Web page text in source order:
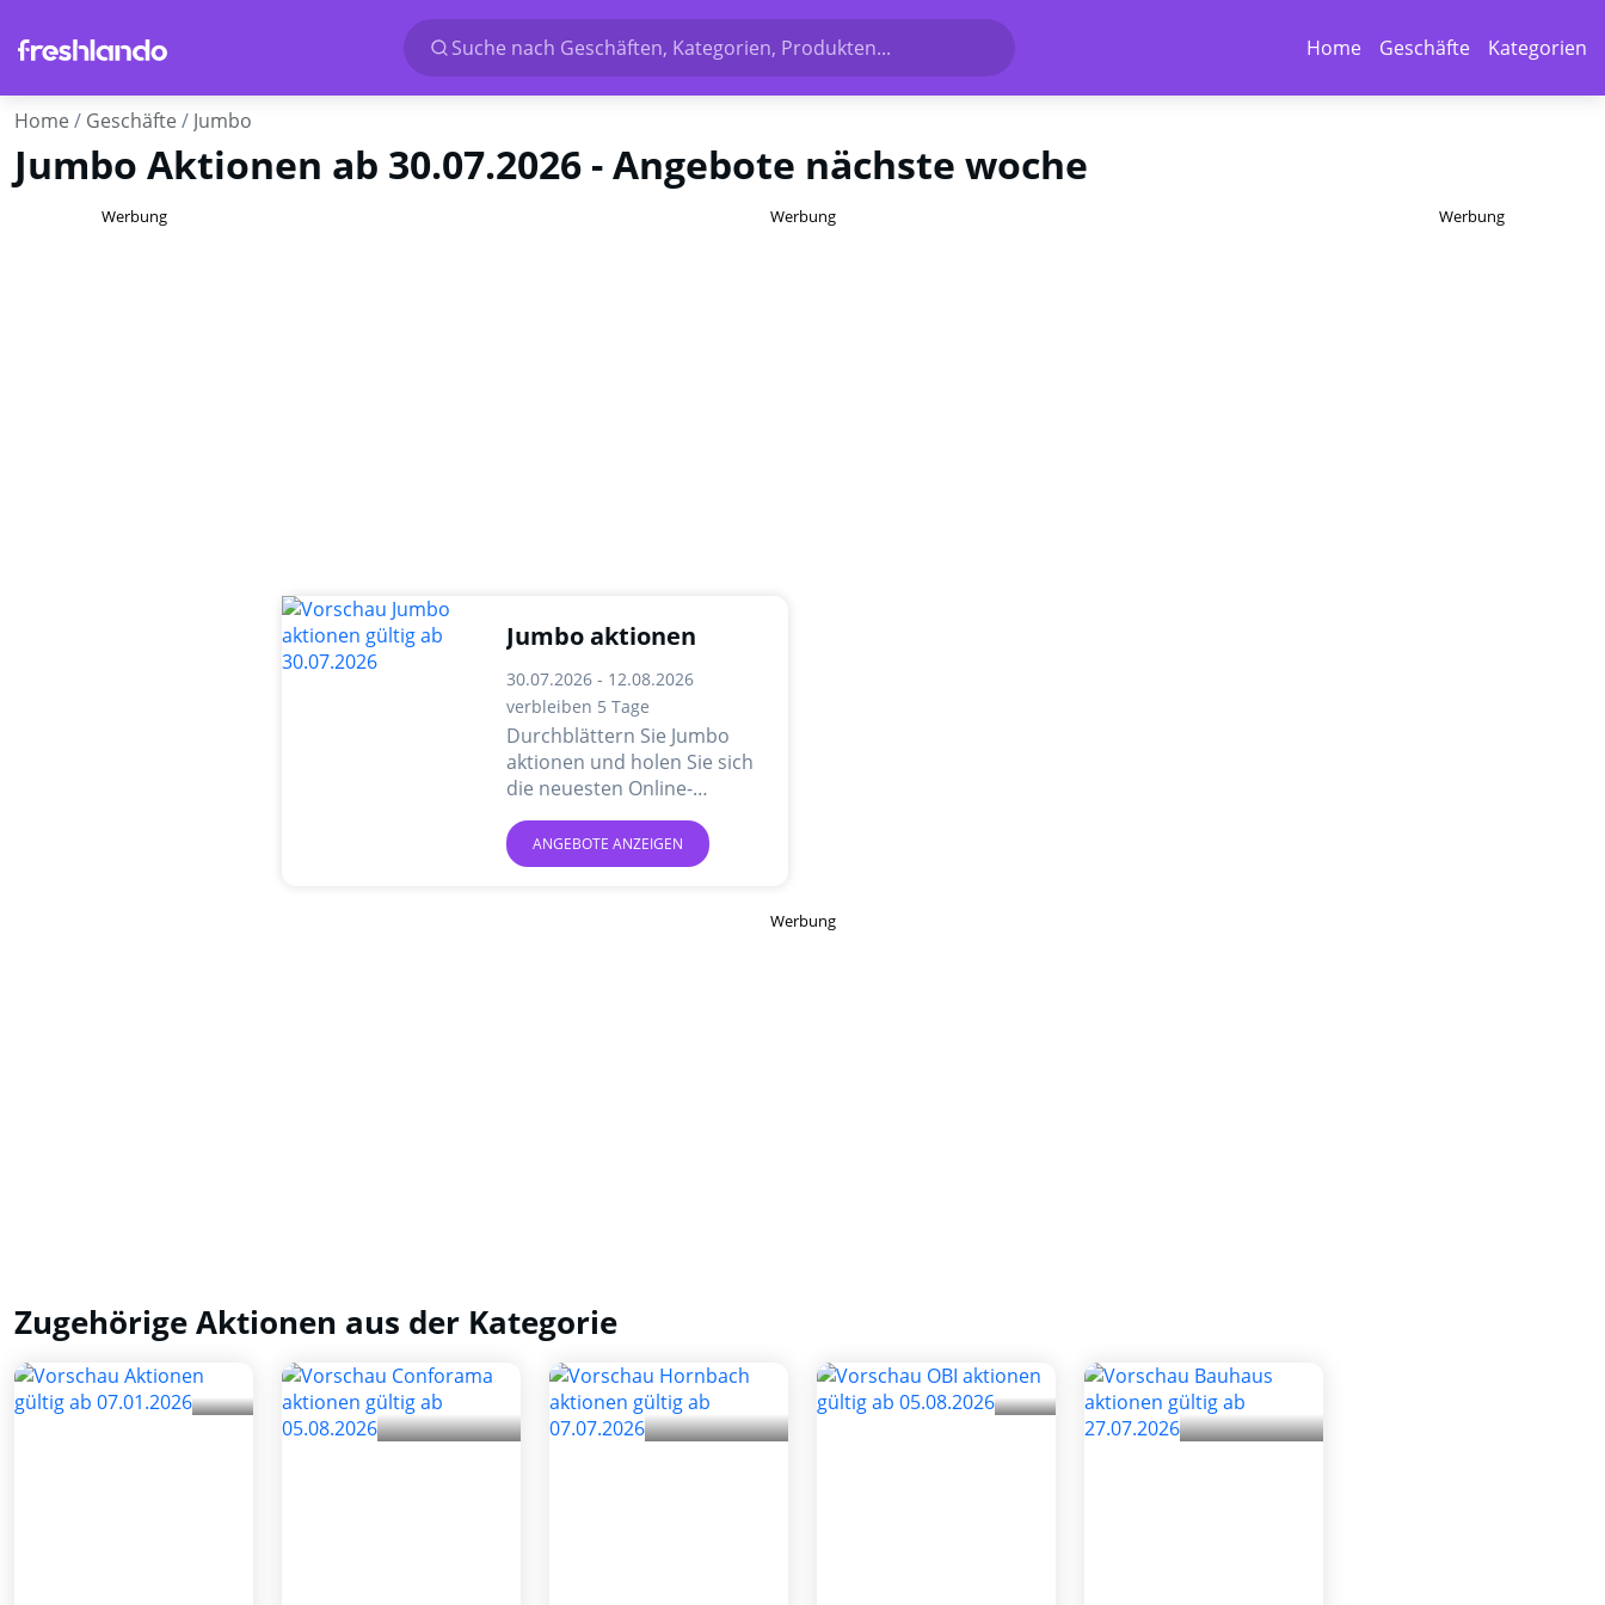
Suche nach Geschäften, Kategorien, Produkten... Home Geschäfte Kategorien
Home Geschäfte Jumbo
Jumbo Aktionen ab 30.07.2026 - Angebote nächste woche
Werbung Werbung
Jumbo aktionen
30.07.2026 - 12.08.2026
verbleiben 5 Tage
Durchblättern Sie Jumbo
aktionen und holen Sie sich
die neuesten Online-
Angebote und Aktionen.
ANGEBOTE ANZEIGEN
Werbung
Werbung
Zugehörige Aktionen aus der Kategorie